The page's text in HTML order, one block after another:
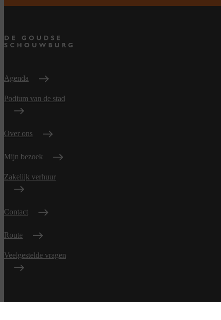
Agenda
Podium van de stad
Over ons
Mijn bezoek
Zakelijk verhuur
Contact
Route
Veelgestelde vragen